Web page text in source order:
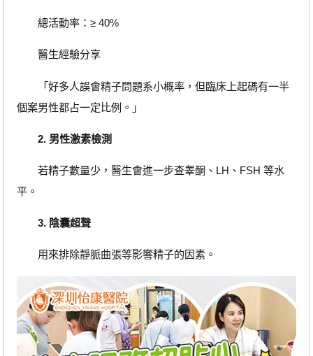
總活動率：≥ 40%
醫生經驗分享
「好多人誤會精子問題系小概率，但臨床上起碼有一半
個案男性都占一定比例。」
2. 男性激素檢測
若精子數量少，醫生會進一步查睾酮、LH、FSH 等水
平。
3. 陰囊超聲
用來排除靜脈曲張等影響精子的因素。